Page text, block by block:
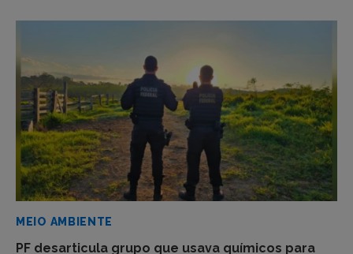
MEIO AMBIENTE
PF desarticula grupo que usava químicos para